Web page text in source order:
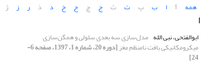
همه
آ ا ب پ ت ث ج چ ح خ د ذ ر ز ژ
ا
ابوالفتحی، نبی الله مدل‌سازی سه بعدی سلولی و همگن‌سازی
میکرومکانیکی بافت نامنظم مغز [دوره 20، شماره 1، 1397، صفحه 6-
24]